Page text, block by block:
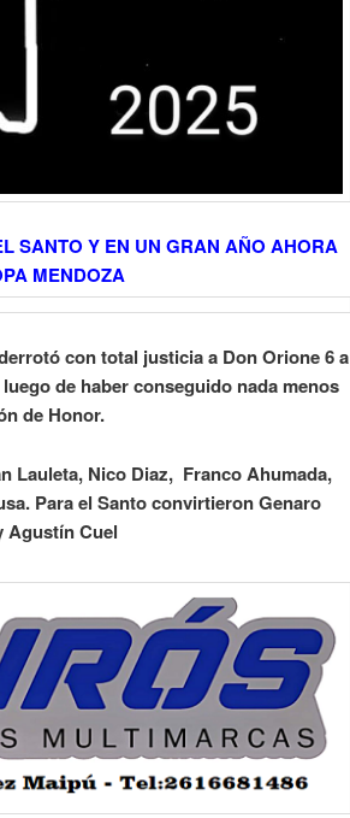
SANTO Y EN UN GRAN AÑO AHORA
MENDOZA
con total justicia a Don Orione 6 a
de haber conseguido nada menos
de Honor.
Lauleta, Nico Diaz, Franco Ahumada,
Para el Santo convirtieron Genaro
Agustín Cuel